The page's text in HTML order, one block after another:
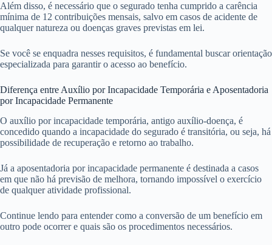
Além disso, é necessário que o segurado tenha cumprido a carência
mínima de 12 contribuições mensais, salvo em casos de acidente de
qualquer natureza ou doenças graves previstas em lei.
Se você se enquadra nesses requisitos, é fundamental buscar orientação
especializada para garantir o acesso ao benefício.
Diferença entre Auxílio por Incapacidade Temporária e Aposentadoria
por Incapacidade Permanente
O auxílio por incapacidade temporária, antigo auxílio-doença, é
concedido quando a incapacidade do segurado é transitória, ou seja, há
possibilidade de recuperação e retorno ao trabalho.
Já a aposentadoria por incapacidade permanente é destinada a casos
em que não há previsão de melhora, tornando impossível o exercício
de qualquer atividade profissional.
Continue lendo para entender como a conversão de um benefício em
outro pode ocorrer e quais são os procedimentos necessários.